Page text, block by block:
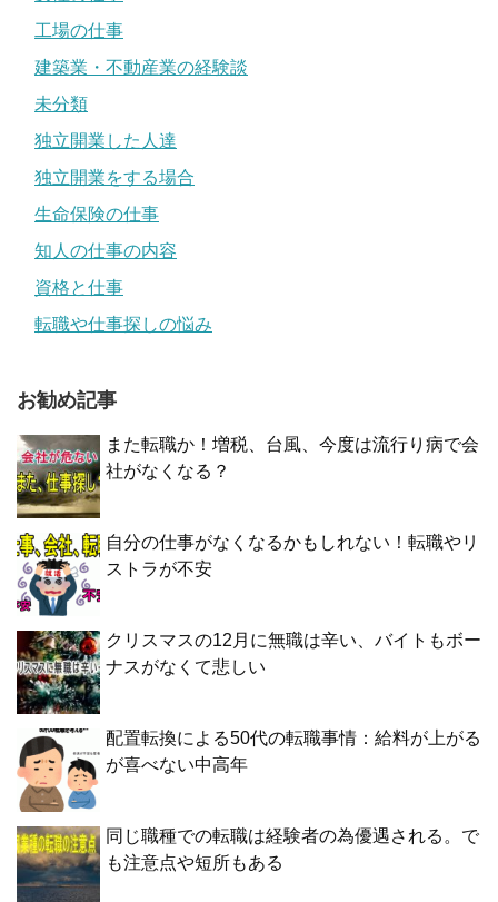
工場の仕事
建築業・不動産業の経験談
未分類
独立開業した人達
独立開業をする場合
生命保険の仕事
知人の仕事の内容
資格と仕事
転職や仕事探しの悩み
お勧め記事
また転職か！増税、台風、今度は流行り病で会
社がなくなる？
自分の仕事がなくなるかもしれない！転職やリ
ストラが不安
クリスマスの12月に無職は辛い、バイトもボー
ナスがなくて悲しい
配置転換による50代の転職事情：給料が上がる
が喜べない中高年
同じ職種での転職は経験者の為優遇される。で
も注意点や短所もある